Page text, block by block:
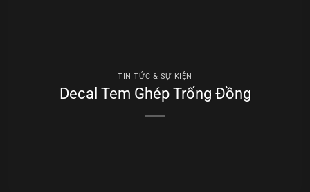
TIN TỨC & SỰ KIỆN
Decal Tem Ghép Trống Đồng